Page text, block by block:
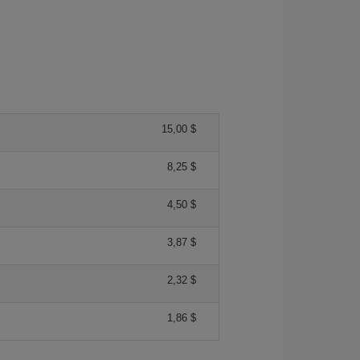
15,00 $
8,25 $
4,50 $
3,87 $
2,32 $
1,86 $